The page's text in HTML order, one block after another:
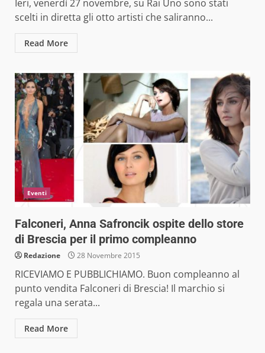
Ieri, venerdì 27 novembre, su Rai Uno sono stati
scelti in diretta gli otto artisti che saliranno...
Read More
Eventi
Falconeri, Anna Safroncik ospite dello store
di Brescia per il primo compleanno
Redazione 28 Novembre 2015
RICEVIAMO E PUBBLICHIAMO. Buon compleanno al
punto vendita Falconeri di Brescia! Il marchio si
regala una serata...
Read More